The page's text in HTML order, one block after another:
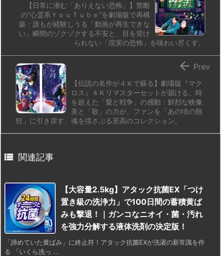
【日常に潜む「ありえない恐怖」】禁断
の“心霊系ＹｏｕＴｕｂｅ”を劇場版で再構
築：誰もが経験しうる「動画が再生できな
い」瞬間のゾクゾクする不安と、目を背け
られない「現実の恐怖」を味わい尽くす。
【伝説の名作が４Ｋで蘇る】劇場版『マク
ロス』４Ｋリマスターセットが届ける、時
を超えた「愛と戦争」の感動：鮮烈な映像
美と「歌」の力が、ファンを「あの頃の熱
狂」に引き戻す、魂を揺さぶる至高のコレクション。
 Prev
 関連記事
【大容量2.5kg】アタック抗菌EX「つけ
置き級の洗浄力」で100日間の蓄積黄ば
みも撃退！｜ガンコなニオイ・菌・汚れ
を強力分解する液体洗剤の決定版！
「諦めていた黄ばみ」に終止符！アタック抗菌EXが洗濯の新常識を作
る 「いくら洗っ ...